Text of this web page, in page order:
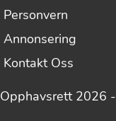
Personvern
Annonsering
Kontakt Oss
Opphavsrett 2026 -